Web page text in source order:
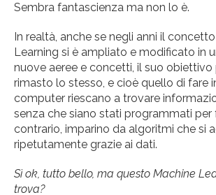
Sembra fantascienza ma non lo è.
In realtà, anche se negli anni il
Learning si è ampliato e modificato in
nuove aeree e concetti, il suo obiettivo
rimasto lo stesso, e cioè quello di fare
computer riescano a trovare
senza che siano stati programmati per
contrario, imparino da algoritmi che si
ripetutamente grazie ai dati.
Sì ok, tutto bello, ma questo Machine
trova?